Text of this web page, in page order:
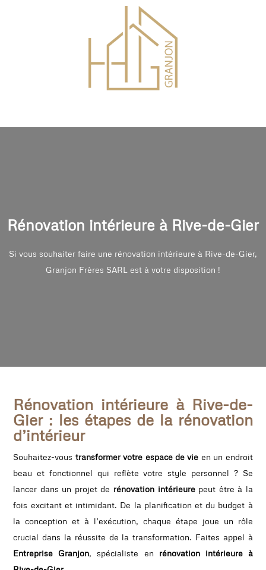
Rénovation intérieure à Rive-de-Gier
Si vous souhaiter faire une rénovation intérieure à Rive-de-Gier,
Granjon Frères SARL est à votre disposition !
Rénovation intérieure à Rive-de-
Gier : les étapes de la rénovation
d’intérieur
Souhaitez-vous transformer votre espace de vie en un endroit
beau et fonctionnel qui reflète votre style personnel ? Se
lancer dans un projet de rénovation intérieurepeut être à la
fois excitant et intimidant. De la planification et du budget à
la conception et à l’exécution, chaque étape joue un rôle
crucial dans la réussite de la transformation. Faites appel à
Entreprise Granjon, spécialiste en rénovation intérieure à